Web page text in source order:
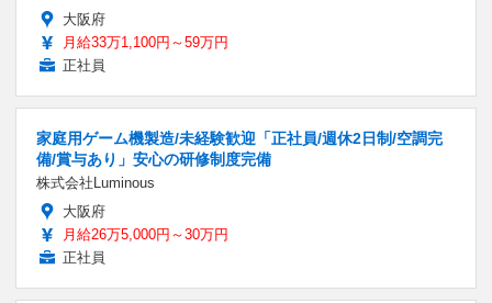
大阪府
月給33万1,100円～59万円
正社員
家庭用ゲーム機製造/未経験歓迎「正社員/週休2日制/空調完
備/賞与あり」安心の研修制度完備
株式会社Luminous
大阪府
月給26万5,000円～30万円
正社員